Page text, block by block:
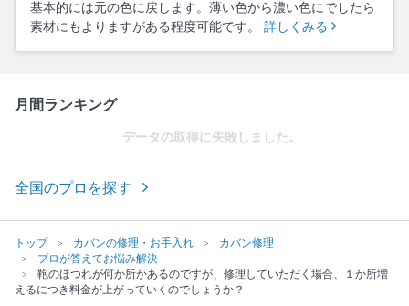
基本的には元の色に戻します。薄い色から濃い色にでしたら
素材にもよりますがある程度可能です。 詳しくみる
月間ランキング
データの取得に失敗しました。
全国のプロを探す
トップ カバンの修理・お手入れ
カバン修理
プロが答えてお悩み解決
鞄のほつれが何か所かあるのですが、修理していただく場合、１か所増
えるにつき料金が上がっていくのでしょうか？